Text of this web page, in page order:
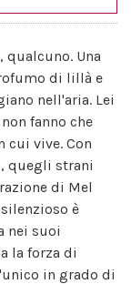
qualcuno. Una
di lillà e
nell'aria. Lei
fanno che
cui vive. Con
quegli strani
di Mel
è
nei suoi
la forza di
in grado di